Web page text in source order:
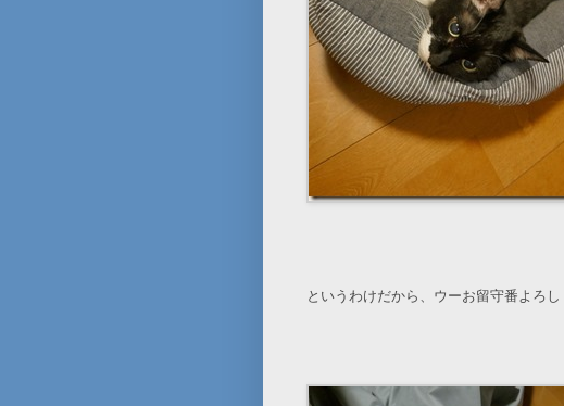
というわけだから、ウーお留守番よろし